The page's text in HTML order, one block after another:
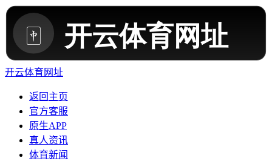
开云体育网址
返回主页
官方客服
原生APP
真人资讯
体育新闻